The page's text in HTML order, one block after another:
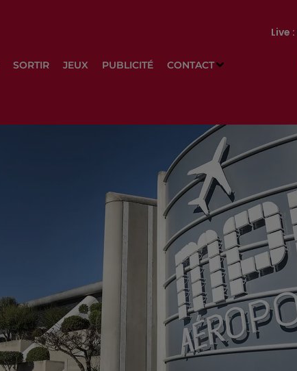
SORTIR JEUX PUBLICITÉ CONTACT
Live :